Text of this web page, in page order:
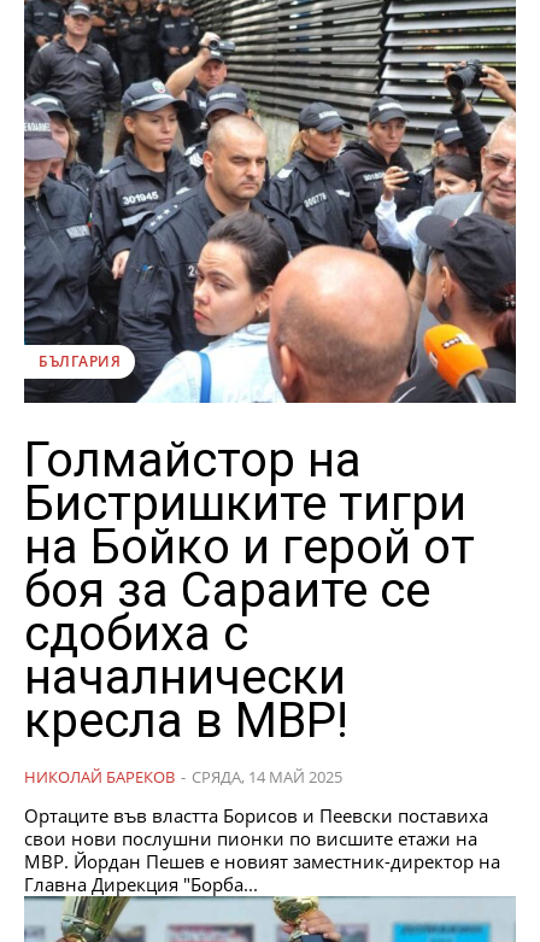
БЪЛГАРИЯ
Голмайстор на
Бистришките тигри
на Бойко и герой от
боя за Сараите се
сдобиха с
началнически
кресла в МВР!
НИКОЛАЙ БАРЕКОВ - СРЯДА, 14 МАЙ 2025
Ортаците във властта Борисов и Пеевски поставиха
свои нови послушни пионки по висшите етажи на
МВР. Йордан Пешев е новият заместник-директор на
Главна Дирекция "Борба...